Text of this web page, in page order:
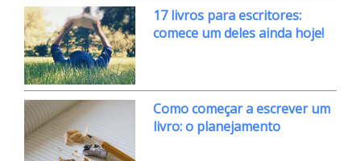
17 livros para escritores:
comece um deles ainda hoje!
Como começar a escrever um
livro: o planejamento